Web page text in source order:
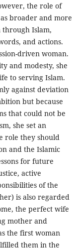
the role of
broader and more
through Islam,
and actions.
driven woman.
and modesty, she
to serving Islam.
against deviation
but because
that could not be
she set an
role they should
and the Islamic
for future
active
of the
is also regarded
the perfect wife
mother and
the first woman
them in the